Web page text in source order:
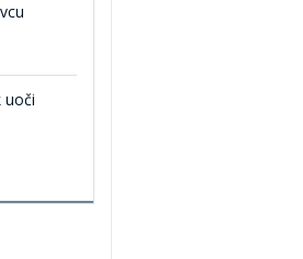
uoči